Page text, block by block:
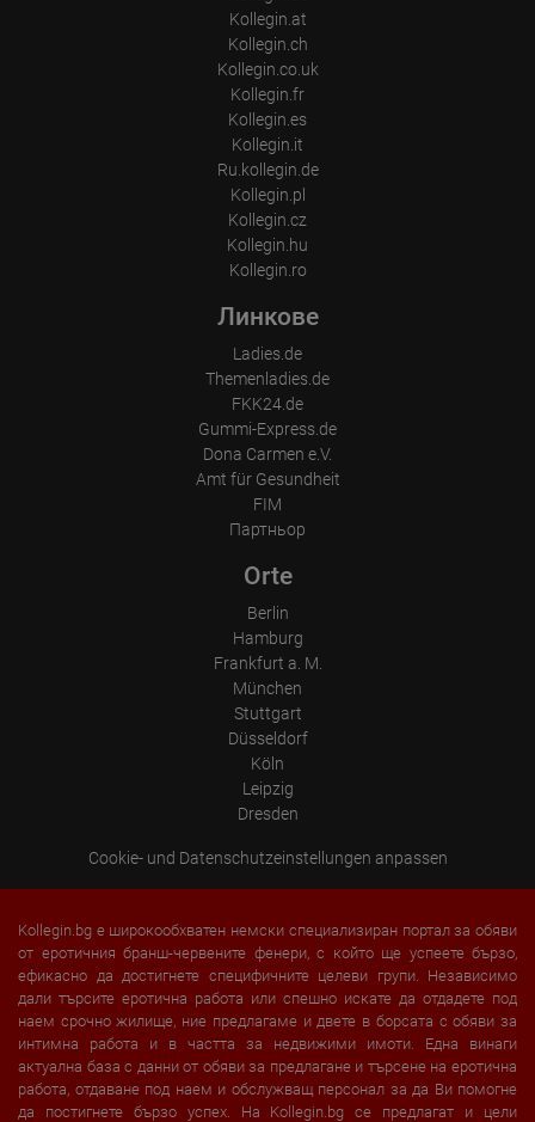
Information collected on visitor behavior is as follows:
Device (PC, tablet PC or smartphone)
Browser and any add-ons used
Resolution of the computer
Visitor source (Facebook, search engine, or referring website)
Which files were downloaded?
Which videos were watched?
Were any advertising banners clicked?
Where did the visitor go? Did he click on other pages of the
portal or did he leave it completely?
How long did the visitor stay?
Kollegin.at
Kollegin.ch
Kollegin.co.uk
Kollegin.fr
Kollegin.es
Kollegin.it
Ru.kollegin.de
Kollegin.pl
Kollegin.cz
Kollegin.hu
Kollegin.ro
Линкове
Ladies.de
Themenladies.de
FKK24.de
Gummi-Express.de
Dona Carmen e.V.
Amt für Gesundheit
FIM
Партньор
Orte
Berlin
Hamburg
Frankfurt a. M.
München
Stuttgart
Düsseldorf
Köln
Leipzig
Dresden
Cookie- und Datenschutzeinstellungen anpassen
Kollegin.bg е широкообхватен немски специализиран портал за обяви
от еротичния бранш-червените фенери, с който ще успеете бързо,
ефикасно да достигнете специфичните целеви групи. Независимо
дали търсите еротична работа или спешно искате да отдадете под
наем срочно жилище, ние предлагаме и двете в борсата с обяви за
интимна работа и в частта за недвижими имоти. Една винаги
актуална база с данни от обяви за предлагане и търсене на еротична
работа, отдаване под наем и обслужващ персонал за да Ви помогне
да постигнете бързо успех. На Kollegin.bg се предлагат и цели